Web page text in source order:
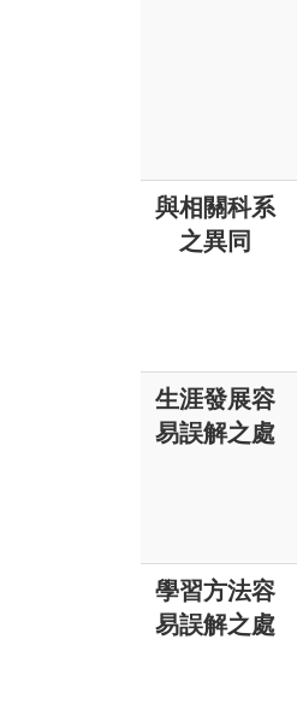
與相關科系
之異同
生涯發展容
易誤解之處
學習方法容
易誤解之處